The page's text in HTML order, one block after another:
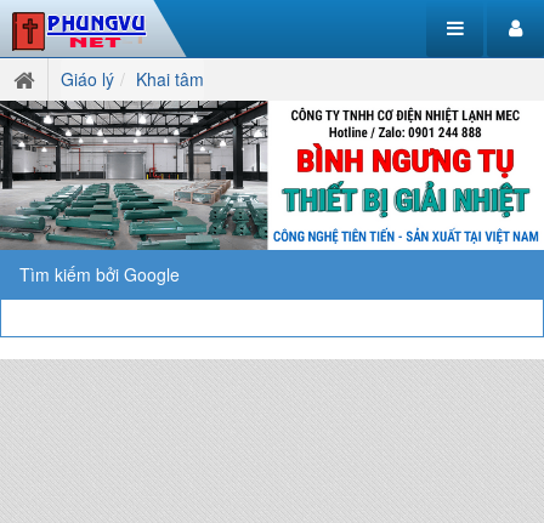
Giáo lý Khai tâm
Tìm kiếm bởi Google